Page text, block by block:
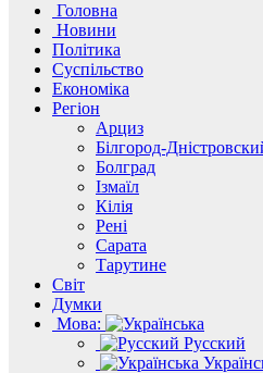
Головна
Новини
Політика
Суспільство
Економіка
Регіон
Арциз
Білгород-
Болград
Ізмаїл
Кілія
Рені
Сарата
Тарутине
Світ
Думки
Мова:
Русский